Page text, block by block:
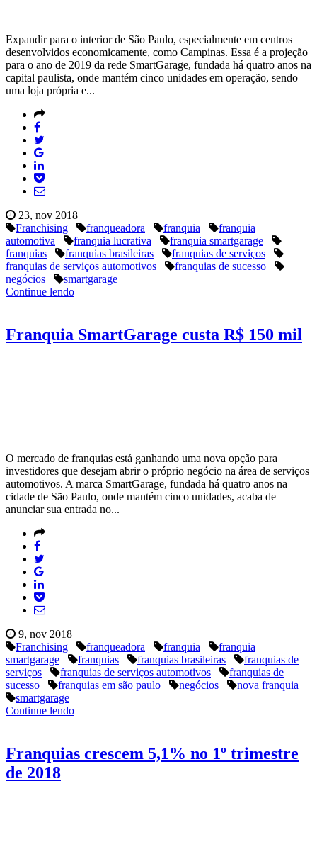
Expandir para o interior de São Paulo, especialmente em centros
desenvolvidos economicamente, como Campinas. Essa é a projeção
para o ano de 2019 da rede SmartGarage, fundada há quatro anos na
capital paulista, onde mantém cinco unidades em operação, sendo
uma loja própria e...
23, nov 2018
Franchising
franqueadora franquia
franquia
automotiva
franquia lucrativa
franquia smartgarage
franquias
franquias brasileiras
franquias de serviços
franquias de serviços automotivos
franquias de sucesso
negócios
smartgarage
Continue lendo
Franquia SmartGarage custa R$ 150 mil
O mercado de franquias está ganhando uma nova opção para
investidores que desejam abrir o próprio negócio na área de serviços
automotivos. A marca SmartGarage, fundada há quatro anos na
cidade de São Paulo, onde mantém cinco unidades, acaba de
anunciar sua entrada no...
9, nov 2018
Franchising
franqueadora franquia
franquia
smartgarage
franquias franquias brasileiras
franquias de
serviços
franquias de serviços automotivos
franquias de
sucesso
franquias em são paulo negócios
nova franquia
smartgarage
Continue lendo
Franquias crescem 5,1% no 1º trimestre
de 2018